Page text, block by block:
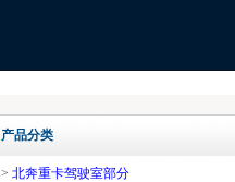
产品分类
> 北奔重卡驾驶室部分